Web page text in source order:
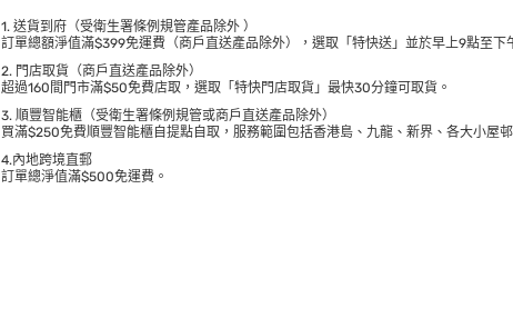
1. 送貨到府（受衛生署條例規管產品除外 ）
訂單總額淨值滿$399免運費（商戶直送產品除外），選取「特快送」並於早上9點至下
2. 門店取貨（商戶直送產品除外）
超過160間門市滿$50免費店取，選取「特快門店取貨」最快30分鐘可取貨。
3. 順豐智能櫃（受衛生署條例規管或商戶直送產品除外）
買滿$250免費順豐智能櫃自提點自取，服務範圍包括香港島、九龍、新界、各大小屋
4.內地跨境直郵
訂單總淨值滿$500免運費。